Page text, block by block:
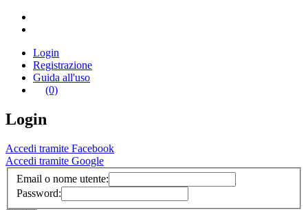
Login
Registrazione
Guida all'uso
(0)
Login
Accedi tramite Facebook
Accedi tramite Google
Email o nome utente:
Password: